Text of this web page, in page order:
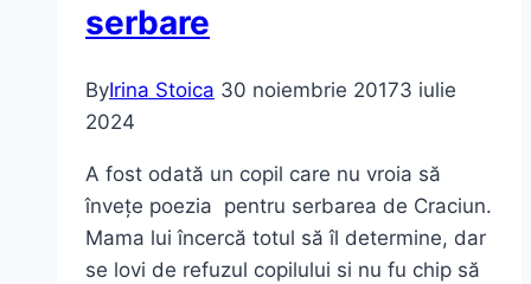
serbare
ByIrina Stoica 30 noiembrie 20173 iulie
2024
A fost odată un copil care nu vroia să
învețe poezia pentru serbarea de Craciun.
Mama lui încercă totul să îl determine, dar
se lovi de refuzul copilului si nu fu chip să